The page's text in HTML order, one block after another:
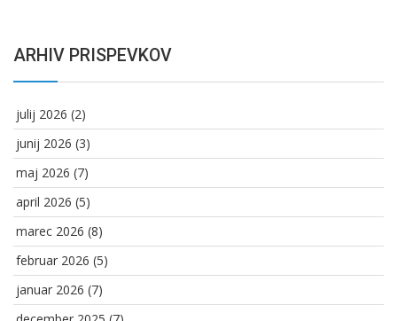
ARHIV PRISPEVKOV
julij 2026 (2)
junij 2026 (3)
maj 2026 (7)
april 2026 (5)
marec 2026 (8)
februar 2026 (5)
januar 2026 (7)